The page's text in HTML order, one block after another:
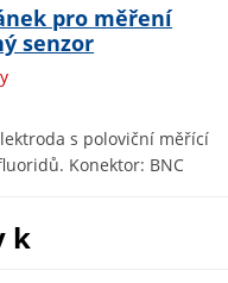
pro měření
senzor
s poloviční měřící
Konektor: BNC
k